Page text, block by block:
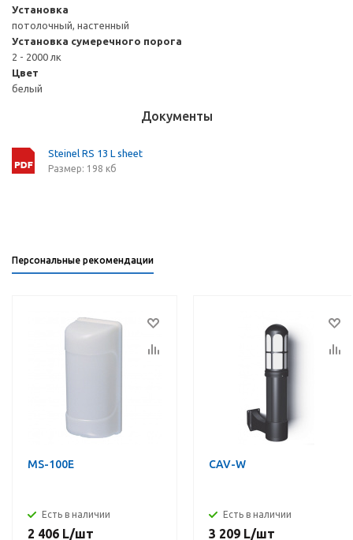
Установка
потолочный, настенный
Установка сумеречного порога
2 - 2000 лк
Цвет
белый
Документы
Steinel RS 13 L sheet
Размер: 198 кб
Персональные рекомендации
MS-100E
Есть в наличии
2 406 L/шт
CAV-W
Есть в наличии
3 209 L/шт